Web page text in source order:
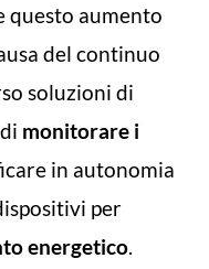
questo aumento
del continuo
soluzioni di
monitorare i
in autonomia
per
energetico.